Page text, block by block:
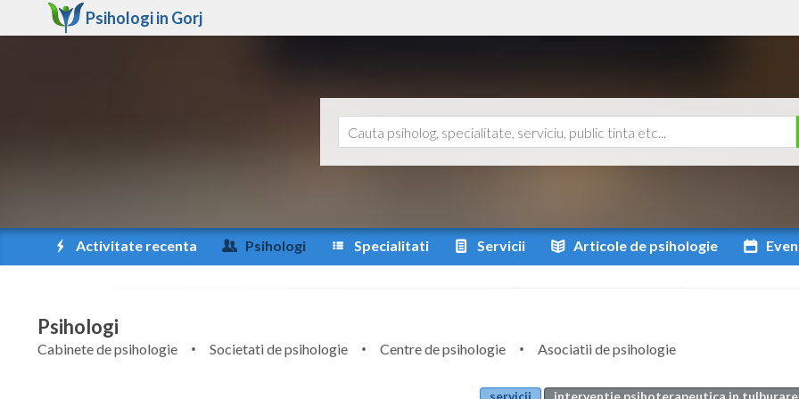
Psihologi in Gorj
Activitate recenta Psihologi Specialitati Servicii Articole de psihologie
Psihologi
Cabinete de psihologie Societati de psihologie Centre de psihologie
Asociatii de psihologie
servicii interventie psihoterapeutica in